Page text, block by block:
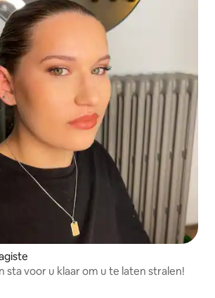
sta voor u klaar om u te laten stralen!